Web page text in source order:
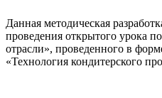
Данная методическая
проведения открытого урока
отрасли», проведенного в
«Технология кондитерского